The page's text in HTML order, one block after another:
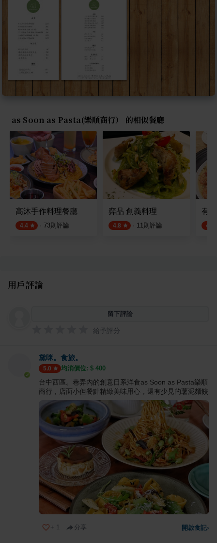
as Soon as Pasta(樂順商行） 的相似餐廳
高沐手作料理餐廳
4.4 · 73則評論
弈品 創義料理
4.8 · 11則評論
有
4.5
用戶評論
留下評論
給予評分
黛咪。食旅。
5.0 均消價位: $ 400
台中西區。巷弄內的創意日系洋食as Soon as Pasta樂順
商行，店面小但餐點精緻美味用心，還有少見的薯泥麵餃
+ 1 分享 開啟食記›